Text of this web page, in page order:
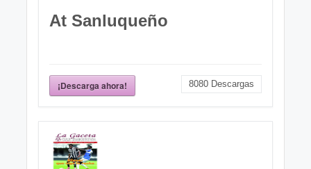
At Sanluqueño
¡Descarga ahora! 8080 Descargas